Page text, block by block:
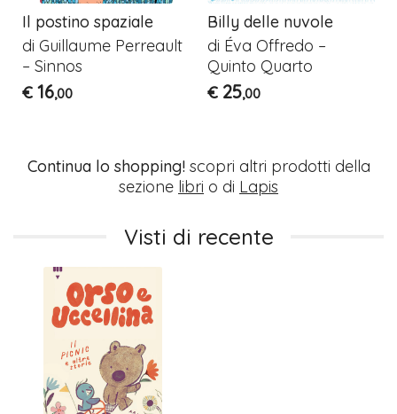
Il postino spaziale
di Guillaume Perreault
– Sinnos
€ 16,00
Billy delle nuvole
di Éva Offredo –
Quinto Quarto
€ 25,00
Continua lo shopping!scopri altri prodotti della
sezione libri o di Lapis
Visti di recente